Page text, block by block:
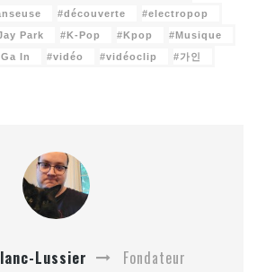
découverte
electropop
Park K-Pop Kpop
Musique
In vidéo vidéoclip
가인
Lussier Fondateur